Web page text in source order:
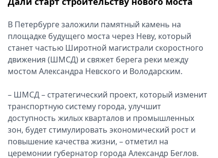
В Петербурге заложили памятный камень на
площадке будущего моста через Неву, который
станет частью Широтной магистрали скоростного
движения (ШМСД) и свяжет берега реки между
мостом Александра Невского и Володарским.
– ШМСД – стратегический проект, который изменит
транспортную систему города, улучшит
доступность жилых кварталов и промышленных
зон, будет стимулировать экономический рост и
повышение качества жизни, – отметил на
церемонии губернатор города Александр Беглов.